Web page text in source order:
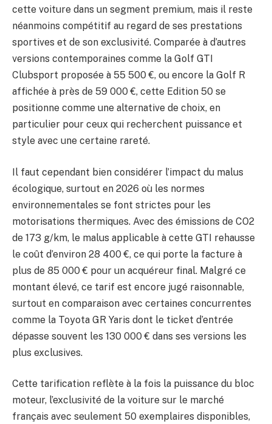
cette voiture dans un segment premium, mais il reste
néanmoins compétitif au regard de ses prestations
sportives et de son exclusivité. Comparée à d’autres
versions contemporaines comme la Golf GTI
Clubsport proposée à 55 500 €, ou encore la Golf R
affichée à près de 59 000 €, cette Edition 50 se
positionne comme une alternative de choix, en
particulier pour ceux qui recherchent puissance et
style avec une certaine rareté.
Il faut cependant bien considérer l’impact du malus
écologique, surtout en 2026 où les normes
environnementales se font strictes pour les
motorisations thermiques. Avec des émissions de CO2
de 173 g/km, le malus applicable à cette GTI rehausse
le coût d’environ 28 400 €, ce qui porte la facture à
plus de 85 000 € pour un acquéreur final. Malgré ce
montant élevé, ce tarif est encore jugé raisonnable,
surtout en comparaison avec certaines concurrentes
comme la Toyota GR Yaris dont le ticket d’entrée
dépasse souvent les 130 000 € dans ses versions les
plus exclusives.
Cette tarification reflète à la fois la puissance du bloc
moteur, l’exclusivité de la voiture sur le marché
français avec seulement 50 exemplaires disponibles,